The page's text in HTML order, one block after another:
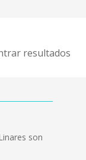
resultados
son